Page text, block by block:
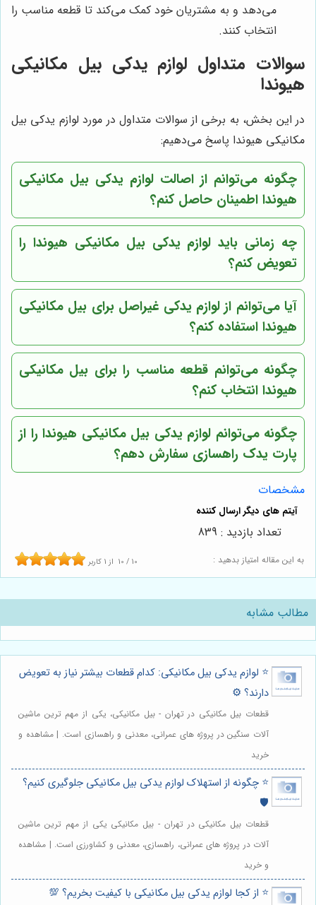
می‌دهد و به مشتریان خود کمک می‌کند تا قطعه مناسب را
انتخاب کنند.
سوالات متداول لوازم یدکی بیل مکانیکی
هیوندا
در این بخش، به برخی از سوالات متداول در مورد لوازم یدکی بیل
مکانیکی هیوندا پاسخ می‌دهیم:
چگونه می‌توانم از اصالت لوازم یدکی بیل مکانیکی
هیوندا اطمینان حاصل کنم؟
چه زمانی باید لوازم یدکی بیل مکانیکی هیوندا را
تعویض کنم؟
آیا می‌توانم از لوازم یدکی غیراصل برای بیل مکانیکی
هیوندا استفاده کنم؟
چگونه می‌توانم قطعه مناسب را برای بیل مکانیکی
هیوندا انتخاب کنم؟
چگونه می‌توانم لوازم یدکی بیل مکانیکی هیوندا را از
پارت یدک راهسازی سفارش دهم؟
مشخصات
به این مقاله امتیاز بدهید : 10 / 10 از 1 کاربر
تعداد بازدید : 839
مطالب مشابه
⭐️ لوازم یدکی بیل مکانیکی: کدام قطعات بیشتر نیاز به تعویض
دارند؟ ⚙️
قطعات بیل مکانیکی در تهران - بیل مکانیکی، یکی از مهم ترین ماشین
آلات سنگین در پروژه های عمرانی، معدنی و راهسازی است. | مشاهده و
خرید
⭐️ چگونه از استهلاک لوازم یدکی بیل مکانیکی جلوگیری کنیم؟
🛡️
قطعات بیل مکانیکی در تهران - بیل مکانیکی یکی از مهم ترین ماشین
آلات در پروژه های عمرانی، راهسازی، معدنی و کشاورزی است. | مشاهده
و خرید
⭐️ از کجا لوازم یدکی بیل مکانیکی با کیفیت بخریم؟ 💯